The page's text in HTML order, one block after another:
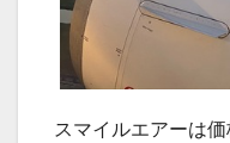
スマイルエアーは